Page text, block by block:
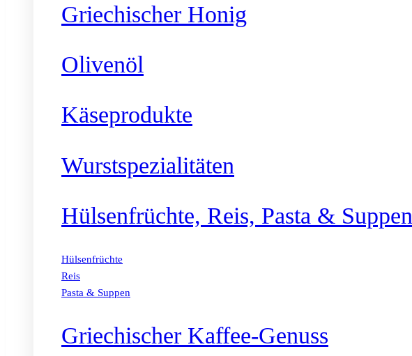
Griechischer Honig
Olivenöl
Käseprodukte
Wurstspezialitäten
Hülsenfrüchte, Reis, Pasta & Suppen
Hülsenfrüchte
Reis
Pasta & Suppen
Griechischer Kaffee-Genuss